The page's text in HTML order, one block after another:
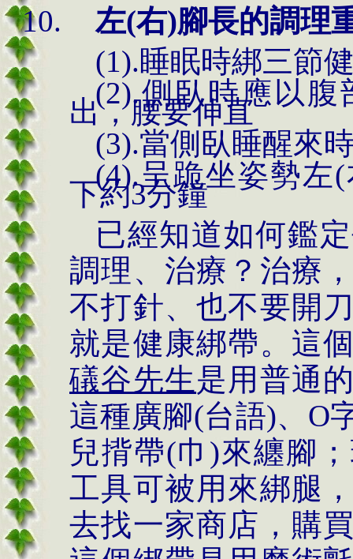
左(右)腳長的調理
(1).睡眠時綁三節
(2).側臥時應以
出，腰要伸直
(3).當側臥睡醒來
(4).呈跪坐姿勢左
下約3分鐘
已經知道如何鑑
調理、治療？治療
不打針、也不要開
就是健康綁帶。這
礒谷先生是用普通
這種廣腳(台語)、 O
兒揹帶(巾 )來纏腳
工具可被用來綁腿
去找一家商店，購